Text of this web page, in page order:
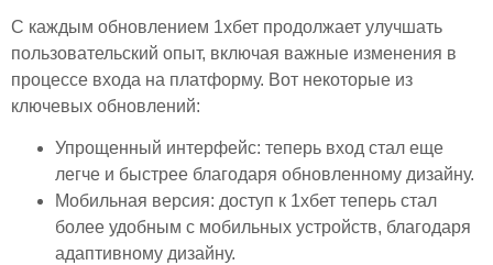
С каждым обновлением 1хбет продолжает улучшать
пользовательский опыт, включая важные изменения в
процессе входа на платформу. Вот некоторые из
ключевых обновлений:
Упрощенный интерфейс: теперь вход стал еще
легче и быстрее благодаря обновленному дизайну.
Мобильная версия: доступ к 1хбет теперь стал
более удобным с мобильных устройств, благодаря
адаптивному дизайну.